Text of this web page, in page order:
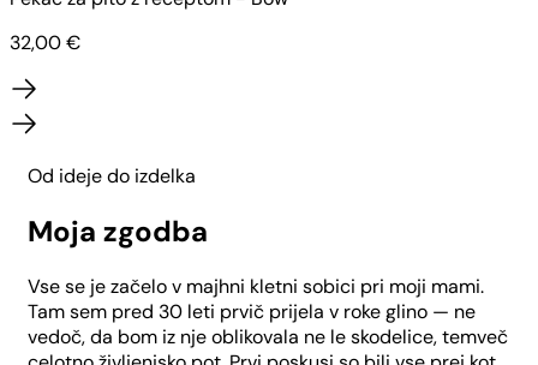
32,00€
Od ideje do izdelka
Moja zgodba
Vse se je začelo v majhni kletni sobici pri moji mami.
Tam sem pred 30 leti prvič prijela v roke glino — ne
vedoč, da bom iz nje oblikovala ne le skodelice, temveč